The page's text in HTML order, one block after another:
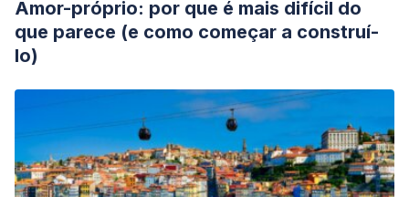
Amor-próprio: por que é mais difícil do
que parece (e como começar a construí-
lo)